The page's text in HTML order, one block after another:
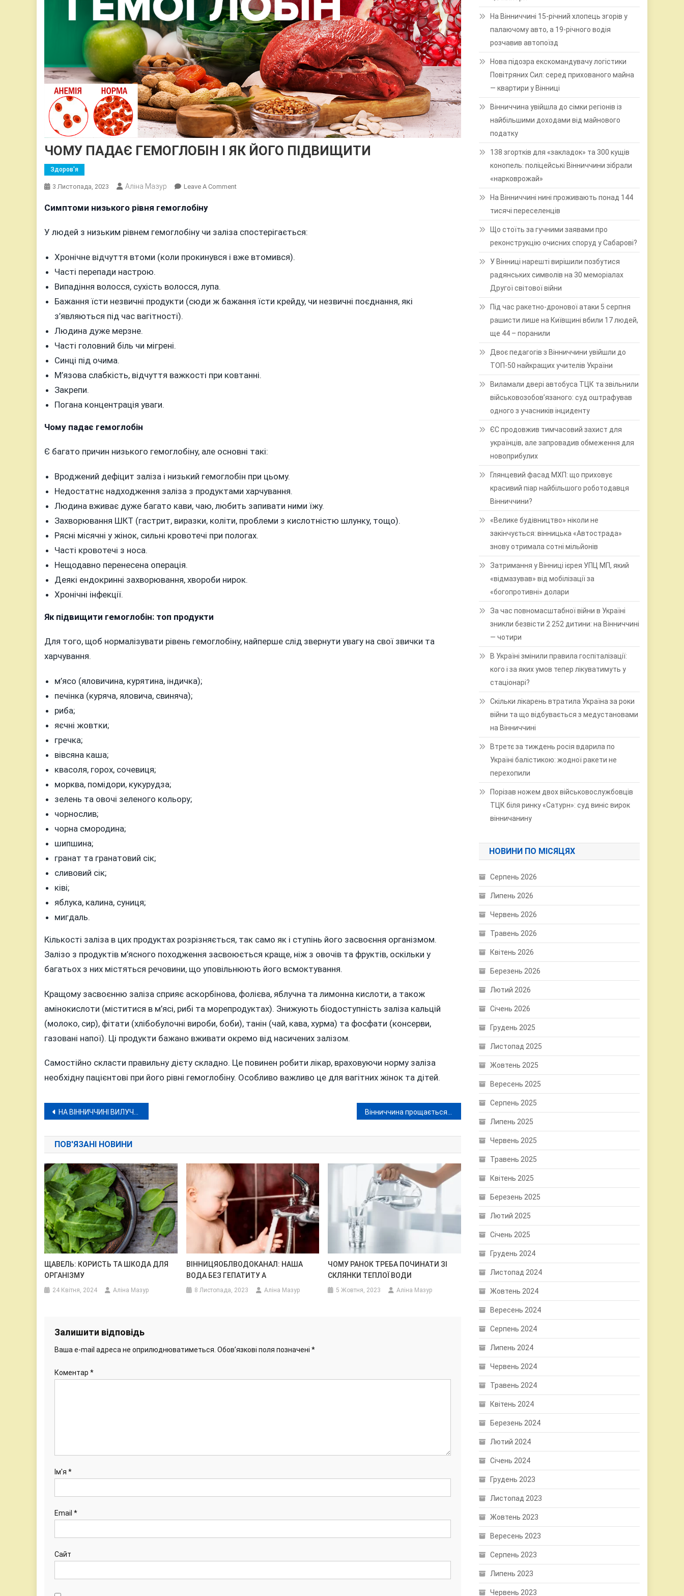
ЧОМУ ПАДАЄ ГЕМОГЛОБІН І ЯК ЙОГО ПІДВИЩИТИ
Здоров'я
3 Листопада, 2023 Аліна Мазур Leave A CommentOn
І
ЙОГО
Симптоми низького рівня гемоглобіну
У людей з низьким рівнем гемоглобіну чи заліза спостерігається:
Хронічне відчуття втоми (коли прокинувся і вже втомився).
Часті перепади настрою.
Випадіння волосся, сухість волосся, лупа.
Бажання їсти незвичні продукти (сюди ж бажання їсти крейду, чи незвичні поєднання, які
з’являються під час вагітності).
Людина дуже мерзне.
Часті головний біль чи мігрені.
Синці під очима.
М’язова слабкість, відчуття важкості при ковтанні.
Закрепи.
Погана концентрація уваги.
Чому падає гемоглобін
Є багато причин низького гемоглобіну, але основні такі:
Вроджений дефіцит заліза і низький гемоглобін при цьому.
Недостатнє надходження заліза з продуктами харчування.
Людина вживає дуже багато кави, чаю, любить запивати ними їжу.
Захворювання ШКТ (гастрит, виразки, коліти, проблеми з кислотністю шлунку, тощо).
Рясні місячні у жінок, сильні кровотечі при пологах.
Часті кровотечі з носа.
Нещодавно перенесена операція.
Деякі ендокринні захворювання, хвороби нирок.
Хронічні інфекції.
Як підвищити гемоглобін: топ продукти
Для того, щоб нормалізувати рівень гемоглобіну, найперше слід звернути увагу на свої звички та
харчування.
м’ясо (яловичина, курятина, індичка);
печінка (куряча, яловича, свиняча);
риба;
яєчні жовтки;
гречка;
вівсяна каша;
квасоля, горох, сочевиця;
морква, помідори, кукурудза;
зелень та овочі зеленого кольору;
чорнослив;
чорна смородина;
шипшина;
гранат та гранатовий сік;
сливовий сік;
ківі;
яблука, калина, суниця;
мигдаль.
Кількості заліза в цих продуктах розрізняється, так само як і ступінь його засвоєння організмом.
Залізо з продуктів м’ясного походження засвоюється краще, ніж з овочів та фруктів, оскільки у
багатьох з них містяться речовини, що уповільнюють його всмоктування.
Кращому засвоєнню заліза сприяє аскорбінова, фолієва, яблучна та лимонна кислоти, а також
амінокислоти (міститися в м’ясі, рибі та морепродуктах). Знижують біодоступність заліза кальцій
(молоко, сир), фітати (хлібобулочні вироби, боби), танін (чай, кава, хурма) та фосфати (консерви,
газовані напої). Ці продукти бажано вживати окремо від насичених залізом.
Самостійно скласти правильну дієту складно. Це повинен робити лікар, враховуючи норму заліза
необхідну пацієнтові при його рівні гемоглобіну. Особливо важливо це для вагітних жінок та дітей.
Навігація
записів
НА ВІННИЧЧИНІ ВИЛУЧИЛИ КОНТРАФАКТНОЇ ПРОДУКЦІЇ НА 1 000 000 ГРН
ПОВ'ЯЗАНІ НОВИНИ
ЩАВЕЛЬ: КОРИСТЬ ТА ШКОДА ДЛЯ
ОРГАНІЗМУ
24 Квітня, 2024 Аліна Мазур
ВІННИЦЯОБЛВОДОКАНАЛ: НАША
ВОДА БЕЗ ГЕПАТИТУ А
8 Листопада, 2023 Аліна Мазур
ЧОМУ РАНОК ТРЕБА ПОЧИНАТИ ЗІ
СКЛЯНКИ ТЕПЛОЇ ВОДИ
5 Жовтня, 2023 Аліна Мазур
Залишити відповідь
Ваша e-mail адреса не оприлюднюватиметься. Обов’язкові поля позначені *
Коментар *
Ім'я *
Email *
Сайт
На Вінниччині 15-річний хлопець згорів у
палаючому авто, а 19-річного водія
розчавив автопоїзд
Нова підозра екскомандувачу логістики
Повітряних Сил: серед прихованого майна
— квартири у Вінниці
Вінниччина увійшла до сімки регіонів із
найбільшими доходами від майнового
податку
138 згортків для «закладок» та 300 кущів
конопель: поліцейські Вінниччини зібрали
«нарковрожай»
На Вінниччині нині проживають понад 144
тисячі переселенців
Що стоїть за гучними заявами про
реконструкцію очисних споруд у Сабарові?
У Вінниці нарешті вирішили позбутися
радянських символів на 30 меморіалах
Другої світової війни
Під час ракетно-дронової атаки 5 серпня
рашисти лише на Київщині вбили 17 людей,
ще 44 – поранили
Двоє педагогів з Вінниччини увійшли до
ТОП-50 найкращих учителів України
Виламали двері автобуса ТЦК та звільнили
військовозобов’язаного: суд оштрафував
одного з учасників інциденту
ЄС продовжив тимчасовий захист для
українців, але запровадив обмеження для
новоприбулих
Глянцевий фасад МХП: що приховує
красивий піар найбільшого роботодавця
Вінниччини?
«Велике будівництво» ніколи не
закінчується: вінницька «Автострада»
знову отримала сотні мільйонів
Затримання у Вінниці ієрея УПЦ МП, який
«відмазував» від мобілізації за
«богопротивні» долари
За час повномасштабної війни в Україні
зникли безвісти 2 252 дитини: на Вінниччині
— чотири
В Україні змінили правила госпіталізації:
кого і за яких умов тепер лікуватимуть у
стаціонарі?
Скільки лікарень втратила Україна за роки
війни та що відбувається з медустановами
на Вінниччині
Втретє за тиждень росія вдарила по
Україні балістикою: жодної ракети не
перехопили
Порізав ножем двох військовослужбовців
ТЦК біля ринку «Сатурн»: суд виніс вирок
вінничанину
НОВИНИ ПО МІСЯЦЯХ
Серпень 2026
Липень 2026
Червень 2026
Травень 2026
Квітень 2026
Березень 2026
Лютий 2026
Січень 2026
Грудень 2025
Листопад 2025
Жовтень 2025
Вересень 2025
Серпень 2025
Липень 2025
Червень 2025
Травень 2025
Квітень 2025
Березень 2025
Лютий 2025
Січень 2025
Грудень 2024
Листопад 2024
Жовтень 2024
Вересень 2024
Серпень 2024
Липень 2024
Червень 2024
Травень 2024
Квітень 2024
Березень 2024
Лютий 2024
Січень 2024
Грудень 2023
Листопад 2023
Жовтень 2023
Вересень 2023
Серпень 2023
Липень 2023
Червень 2023